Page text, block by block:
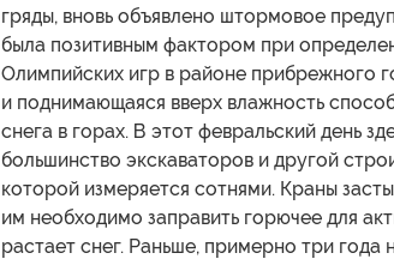
гряды, вновь объявлено штормовое
была позитивным фактором при
Олимпийских игр в районе прибрежного
и поднимающаяся вверх влажность
снега в горах. В этот февральский день
большинство экскаваторов и другой
которой измеряется сотнями. Краны
им необходимо заправить горючее для
растает снег. Раньше, примерно три года